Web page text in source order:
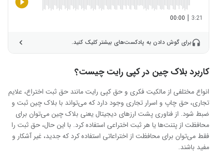
3:21
|
00:00
برای گوش دادن به پادکست‌های بیشتر کلیک کنید.
کاربرد بلاک چین در کپی رایت چیست؟
انواع مختلفی از مالکیت فکری و حق کپی رایت مانند حق ثبت اختراع، علایم
تجاری، حق چاپ و اسرار تجاری وجود دارد که می‌تواند با بلاک چین ثبت و
ضبط شود. از فناوری پشت ارزهای دیجیتال یعنی بلاک چین می‌توان برای
محافظت از پتنت‌ها یا هر ثبت اختراعی استفاده کرد. با این حال، حق ثبت را
فقط می‌توان برای محافظت از اختراعاتی استفاده کرد که جدید، غیر آشکار و
مفید باشند.